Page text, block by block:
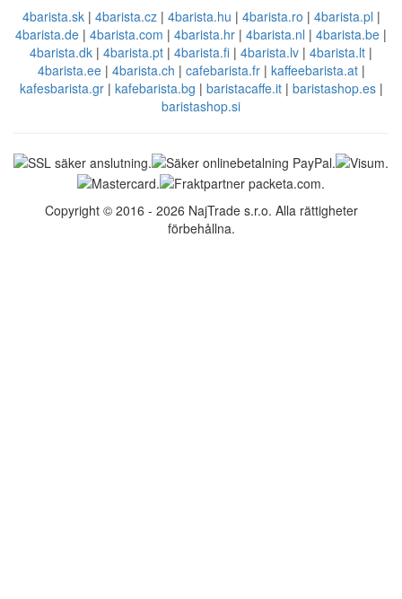
4barista.sk| 4barista.cz| 4barista.hu | 4barista.ro | 4barista.pl |
4barista.de | 4barista.com | 4barista.hr | 4barista.nl | 4barista.be |
4barista.dk | 4barista.pt | 4barista.fi | 4barista.lv | 4barista.lt |
4barista.ee| 4barista.ch | cafebarista.fr| kaffeebarista.at|
kafesbarista.gr| kafebarista.bg | baristacaffe.it| baristashop.es|
baristashop.si
Copyright © 2016 - 2026 NajTrade s.r.o. Alla rättigheter
förbehållna.